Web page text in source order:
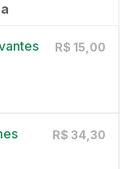
R$ 15,00
R$ 34,30